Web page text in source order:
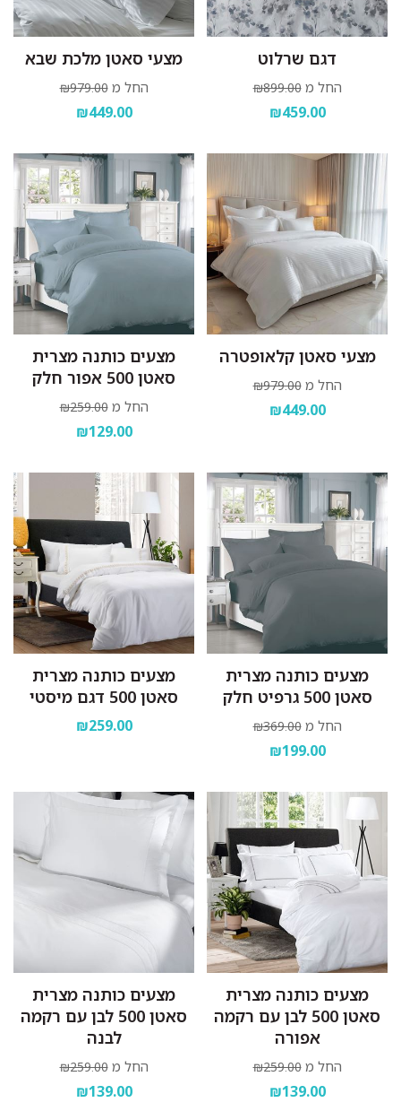
דגם שרלוט
החל מ ₪899.00
₪459.00
מצעי סאטן מלכת שבא
החל מ ₪979.00
₪449.00
מצעי סאטן קלאופטרה
החל מ ₪979.00
₪449.00
מצעים כותנה מצרית
סאטן 500 אפור חלק
החל מ ₪259.00
₪129.00
מצעים כותנה מצרית
סאטן 500 גרפיט חלק
החל מ ₪369.00
₪199.00
מצעים כותנה מצרית
סאטן 500 דגם מיסטי
₪259.00
מצעים כותנה מצרית
סאטן 500 לבן עם רקמה
אפורה
החל מ ₪259.00
₪139.00
מצעים כותנה מצרית
סאטן 500 לבן עם רקמה
לבנה
החל מ ₪259.00
₪139.00